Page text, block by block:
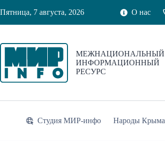
к
Пятница, 7 августа, 2026 О нас
МЕЖНАЦИОНАЛЬНЫЙ
ИНФОРМАЦИОННЫЙ
РЕСУРС
Студия МИР-инфо Народы Крыма